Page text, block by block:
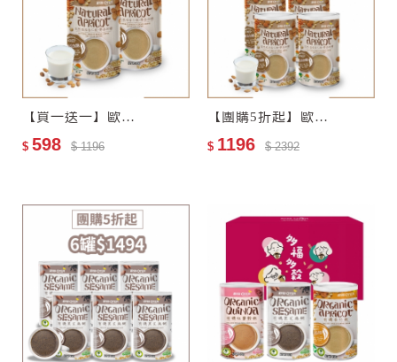
【買一送一】歐特自然栽培杏仁飲–零添加糖
$ 598 $ 1196
【團購5折起】歐特自然栽培杏仁飲–零添加糖4罐
$ 1196 $ 2392